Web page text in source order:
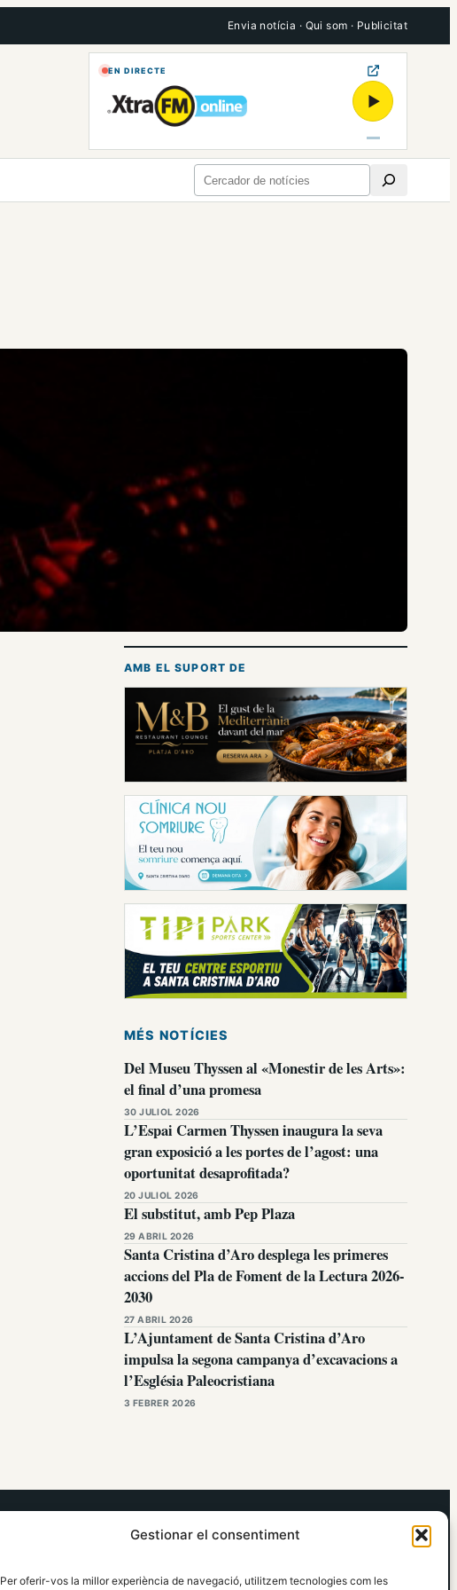
Gestionar el consentiment
Per oferir-vos la millor experiència de navegació, utilitzem tecnologies com les
Envia notícia · Qui som · Publicitat
EN DIRECTE
▶
Cerca
AMB EL SUPORT DE
MÉS NOTÍCIES
Del Museu Thyssen al «Monestir de les Arts»:
el final d’una promesa
30 JULIOL 2026
L’Espai Carmen Thyssen inaugura la seva
gran exposició a les portes de l’agost: una
oportunitat desaprofitada?
20 JULIOL 2026
El substitut, amb Pep Plaza
29 ABRIL 2026
Santa Cristina d’Aro desplega les primeres
accions del Pla de Foment de la Lectura 2026-
2030
27 ABRIL 2026
L’Ajuntament de Santa Cristina d’Aro
impulsa la segona campanya d’excavacions a
l’Església Paleocristiana
3 FEBRER 2026
elRidaura.com